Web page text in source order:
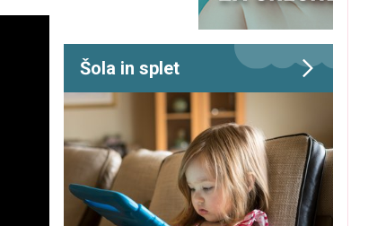
Šola in splet